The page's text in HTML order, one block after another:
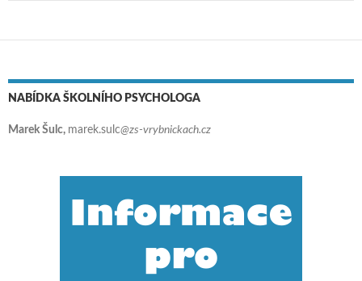
NABÍDKA ŠKOLNÍHO PSYCHOLOGA
Marek Šulc, marek.sulc@zs-vrybnickach.cz